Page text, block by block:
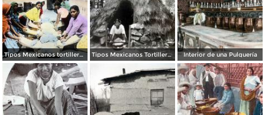
Tipos Mexicanos tortilleras. Tipos Mexicanos Tortillera . Interior de una Pulquería